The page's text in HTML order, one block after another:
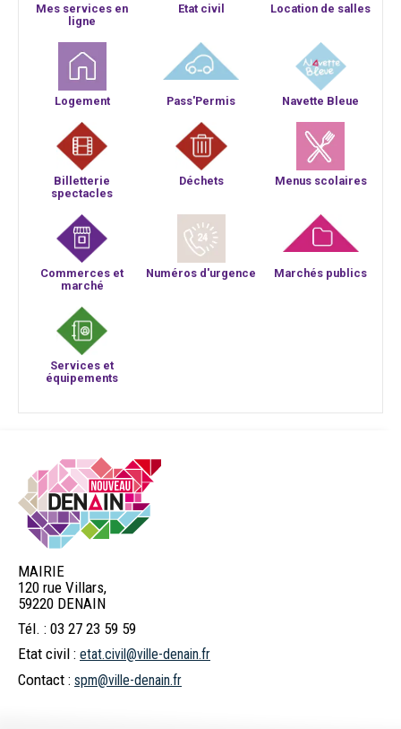
Mes services en
ligne
Etat civil Location de salles
Logement Pass'Permis Navette Bleue
Billetterie
spectacles
Déchets Menus scolaires
Commerces et
marché
Numéros d'urgence Marchés publics
Services et
équipements
MAIRIE
120 rue Villars,
59220 DENAIN
Tél. : 03 27 23 59 59
Etat civil : etat.civil@ville-denain.fr
Contact : spm@ville-denain.fr